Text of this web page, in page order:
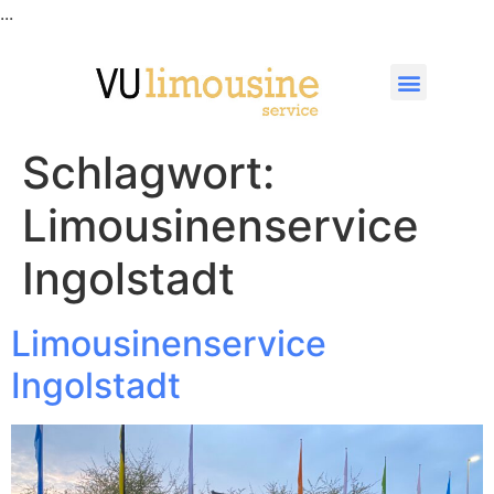
...
Schlagwort:
Limousinenservice
Ingolstadt
Limousinenservice
Ingolstadt